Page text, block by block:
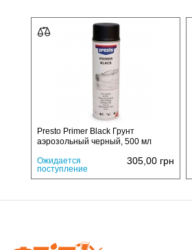
Presto Primer Black Грунт
аэрозольный черный, 500 мл
Ожидается
поступление
305,00 грн